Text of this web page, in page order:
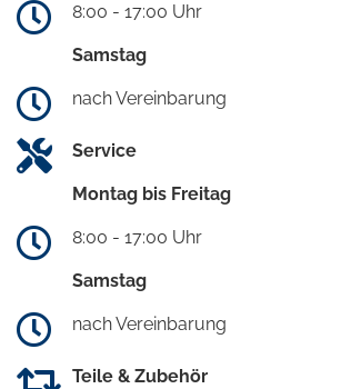
8:00 - 17:00 Uhr
Samstag
nach Vereinbarung
Service
Montag bis Freitag
8:00 - 17:00 Uhr
Samstag
nach Vereinbarung
Teile & Zubehör